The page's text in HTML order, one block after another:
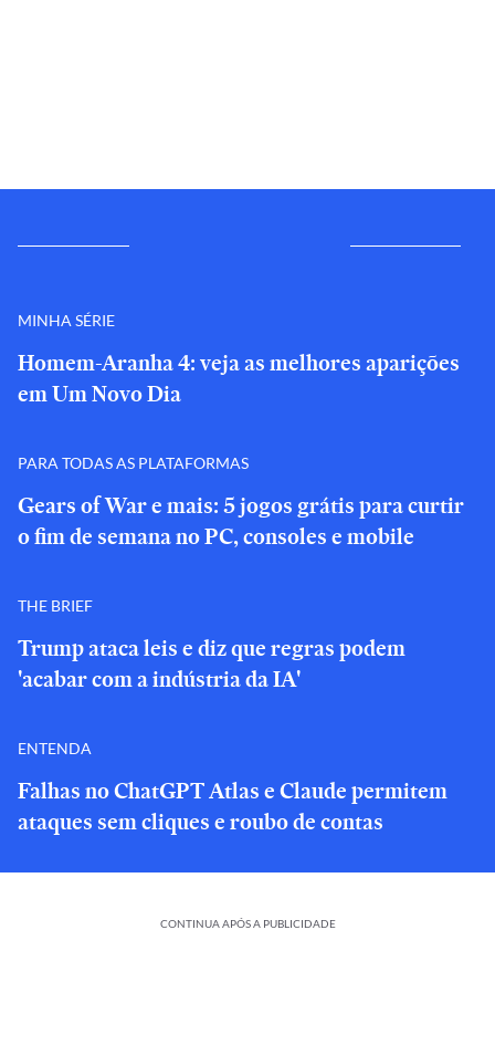
MINHA SÉRIE
Homem-Aranha 4: veja as melhores aparições
em Um Novo Dia
PARA TODAS AS PLATAFORMAS
Gears of War e mais: 5 jogos grátis para curtir
o fim de semana no PC, consoles e mobile
THE BRIEF
Trump ataca leis e diz que regras podem
'acabar com a indústria da IA'
ENTENDA
Falhas no ChatGPT Atlas e Claude permitem
ataques sem cliques e roubo de contas
CONTINUA APÓS A PUBLICIDADE